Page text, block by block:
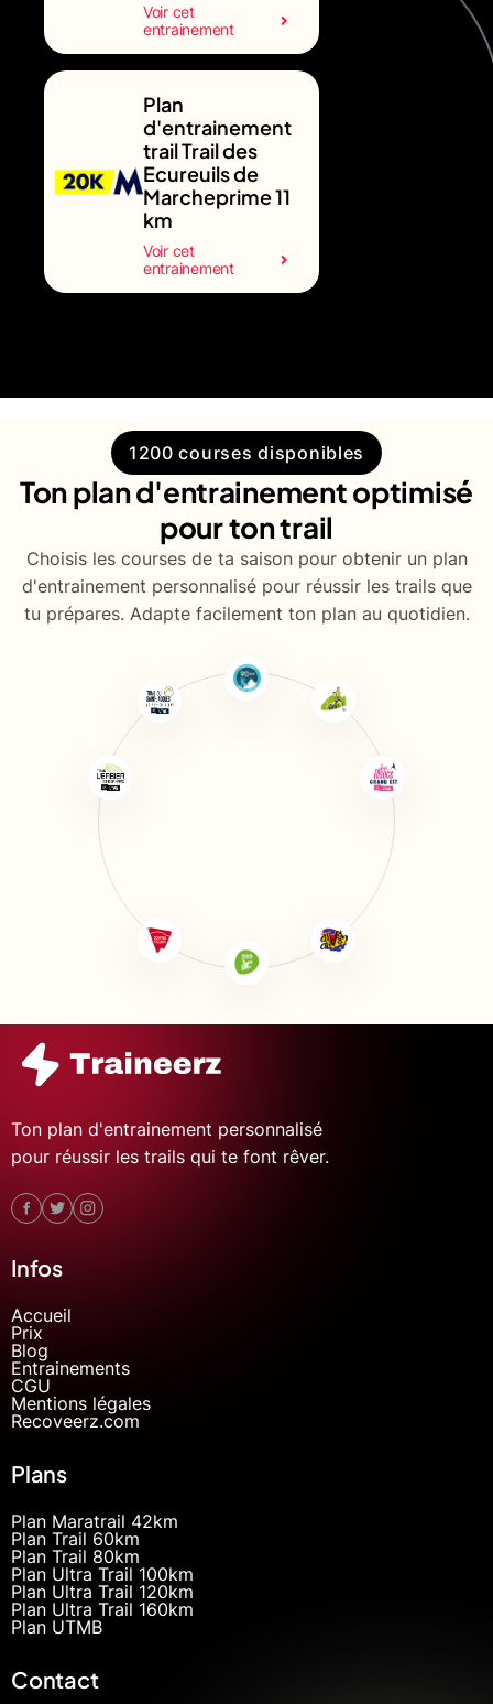
Voir cet
entrainement
Plan
d'entrainement
trail Trail des
Ecureuils de
Marcheprime 11
km
Voir cet
entrainement
1200 courses disponibles
Ton plan d'entrainement optimisé
pour ton trail
Choisis les courses de ta saison pour obtenir un plan
d'entrainement personnalisé pour réussir les trails que
tu prépares. Adapte facilement ton plan au quotidien.
Ton plan d'entrainement personnalisé
pour réussir les trails qui te font rêver.
Infos
Accueil
Prix
Blog
Entrainements
CGU
Mentions légales
Recoveerz.com
Plans
Plan Maratrail 42km
Plan Trail 60km
Plan Trail 80km
Plan Ultra Trail 100km
Plan Ultra Trail 120km
Plan Ultra Trail 160km
Plan UTMB
Contact